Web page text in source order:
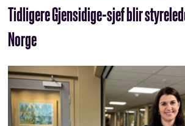
Tidligere Gjensidige-sjef blir
Norge